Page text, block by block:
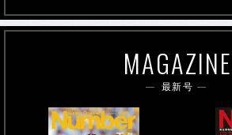
MAGAZINE
最新号